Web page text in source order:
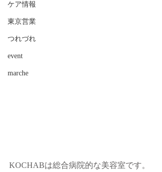
ケア情報
東京営業
つれづれ
event
marche
KOCHABは総合病院的な美容室です。